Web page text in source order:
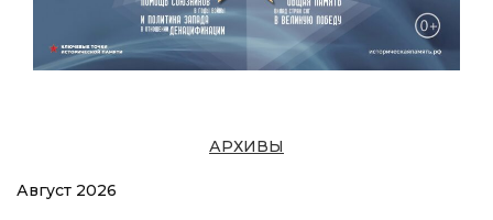
АРХИВЫ
Август 2026